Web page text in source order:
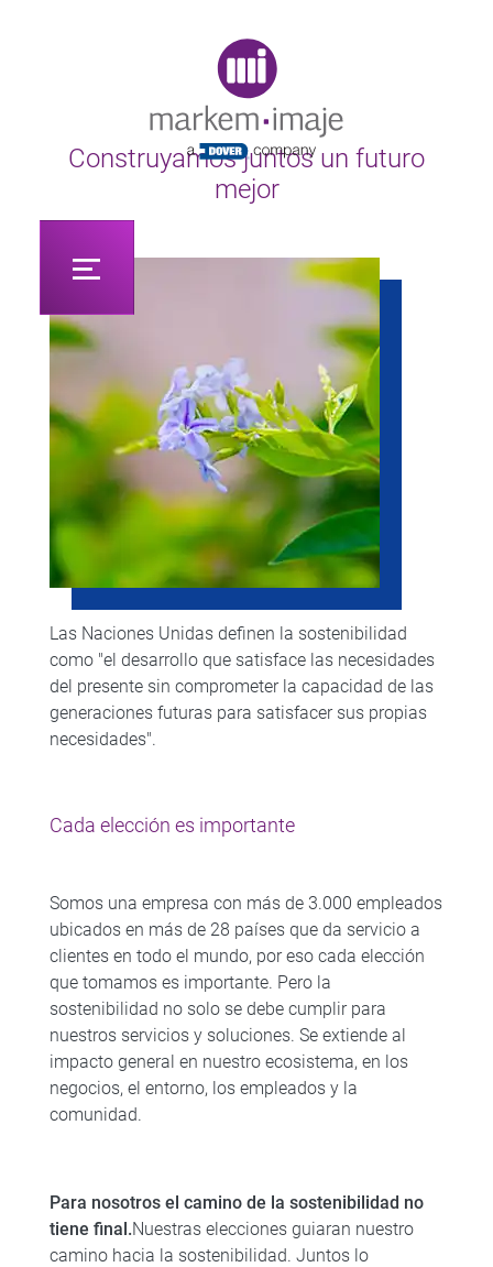
Construyamos juntos un futuro
mejor
​
Las Naciones Unidas definen la sostenibilidad
como "el desarrollo que satisface las necesidades
del presente sin comprometer la capacidad de las
generaciones futuras para satisfacer sus propias
necesidades".
Cada elección es importante
Somos una empresa con más de 3.000 empleados
ubicados en más de 28 países que da servicio a
clientes en todo el mundo, por eso cada elección
que tomamos es importante. Pero la
sostenibilidad no solo se debe cumplir para
nuestros servicios y soluciones. Se extiende al
impacto general en nuestro ecosistema, en los
negocios, el entorno, los empleados y la
comunidad.
Para nosotros el camino de la sostenibilidad no
tiene final.Nuestras elecciones guiaran nuestro
camino hacia la sostenibilidad. Juntos lo